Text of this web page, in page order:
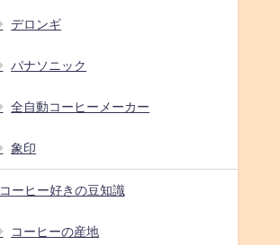
デロンギ
パナソニック
全自動コーヒーメーカー
象印
コーヒー好きの豆知識
コーヒーの産地